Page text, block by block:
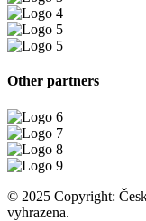
Other partners
© 2025 Copyright:
vyhrazena.